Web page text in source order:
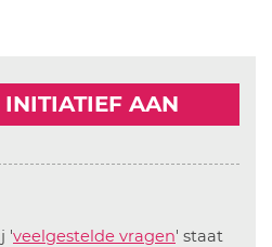
AAN
'veelgestelde vragen' staat